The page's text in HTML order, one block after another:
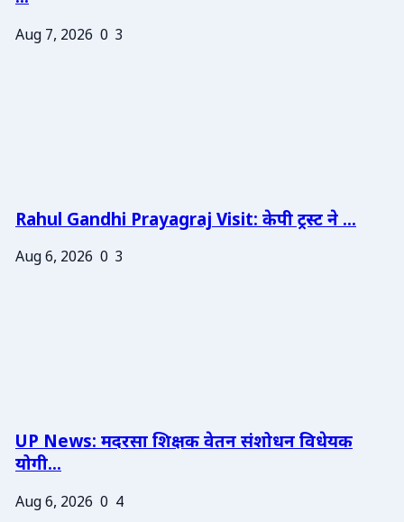
Aug 7, 2026 0 3
Rahul Gandhi Prayagraj Visit: केपी ट्रस्ट ने ...
Aug 6, 2026 0 3
UP News: मदरसा शिक्षक वेतन संशोधन विधेयक
योगी...
Aug 6, 2026 0 4